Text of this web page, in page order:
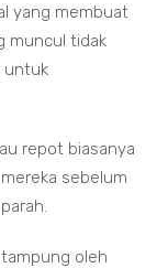
yang membuat
muncul tidak
untuk
repot biasanya
sebelum
oleh